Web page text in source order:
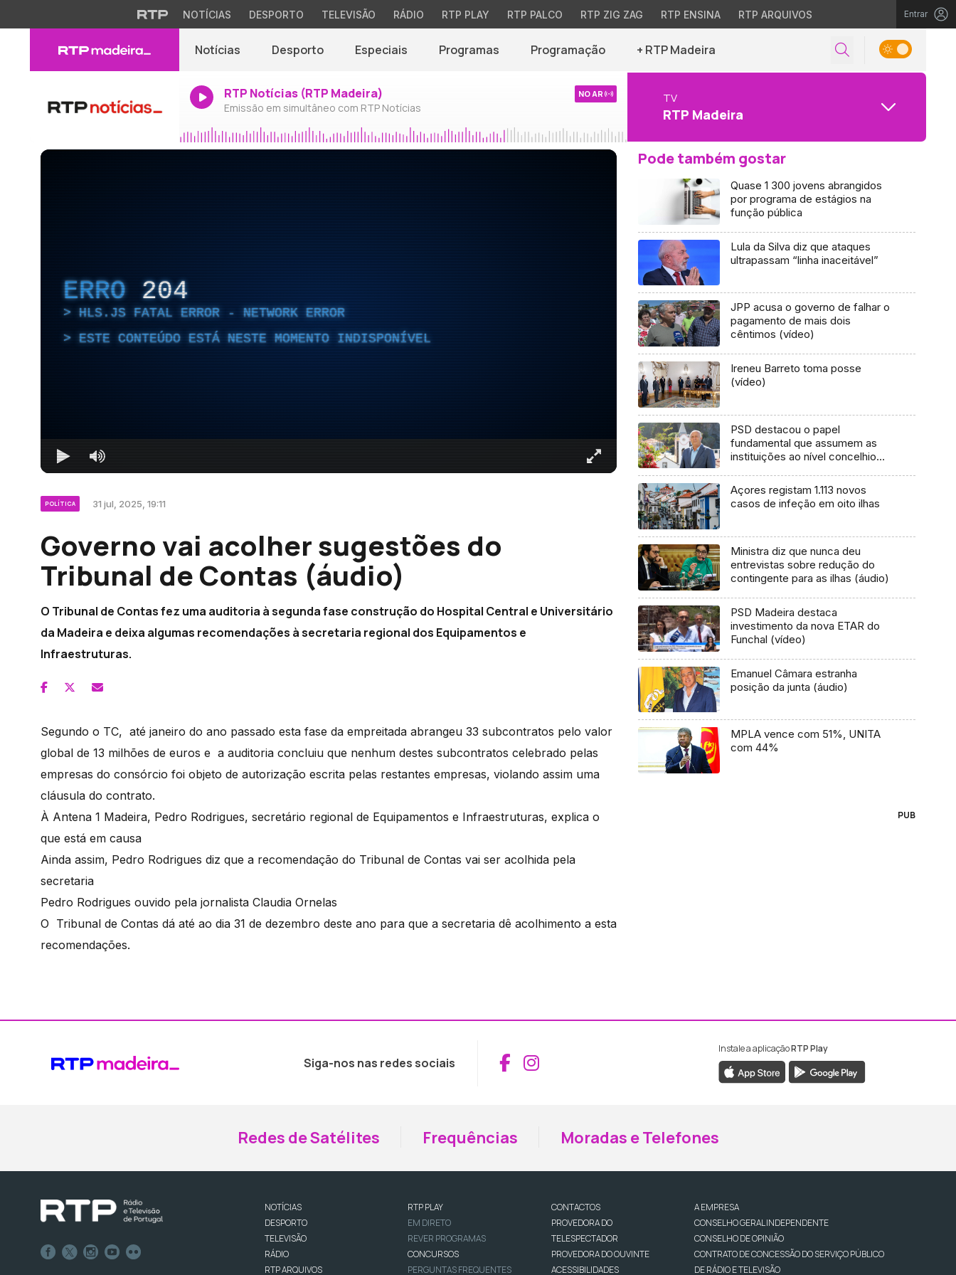
NOTÍCIAS DESPORTO TELEVISÃO RÁDIO RTP PLAY RTP PALCO RTP ZIG ZAG RTP ENSINA RTP ARQUIVOS Entrar
Notícias Desporto Especiais Programas Programação + RTP Madeira
RTP Notícias (RTP Madeira)
Emissão em simultâneo com RTP Notícias
NO AR TV
RTP Madeira
ERRO 204
HLS.JS FATAL ERROR - NETWORK ERROR
ESTE CONTEÚDO ESTÁ NESTE MOMENTO INDISPONÍVEL
POLÍTICA 31 jul, 2025, 19:11
Governo vai acolher sugestões do
Tribunal de Contas (áudio)
O Tribunal de Contas fez uma auditoria à segunda fase construção do Hospital Central e Universitário
da Madeira e deixa algumas recomendações à secretaria regional dos Equipamentos e
Infraestruturas.
Segundo o TC, até janeiro do ano passado esta fase da empreitada abrangeu 33 subcontratos pelo valor
global de 13 milhões de euros e a auditoria concluiu que nenhum destes subcontratos celebrado pelas
empresas do consórcio foi objeto de autorização escrita pelas restantes empresas, violando assim uma
cláusula do contrato.
À Antena 1 Madeira, Pedro Rodrigues, secretário regional de Equipamentos e Infraestruturas, explica o
que está em causa
Ainda assim, Pedro Rodrigues diz que a recomendação do Tribunal de Contas vai ser acolhida pela
secretaria
Pedro Rodrigues ouvido pela jornalista Claudia Ornelas
O Tribunal de Contas dá até ao dia 31 de dezembro deste ano para que a secretaria dê acolhimento a esta
recomendações.
Pode também gostar
Quase 1 300 jovens abrangidos
por programa de estágios na
função pública
Lula da Silva diz que ataques
ultrapassam “linha inaceitável”
JPP acusa o governo de falhar o
pagamento de mais dois
cêntimos (vídeo)
Ireneu Barreto toma posse
(vídeo)
PSD destacou o papel
fundamental que assumem as
instituições ao nível concelhio
Açores registam 1.113 novos
casos de infeção em oito ilhas
Ministra diz que nunca deu
entrevistas sobre redução do
contingente para as ilhas (áudio)
PSD Madeira destaca
investimento da nova ETAR do
Funchal (vídeo)
Emanuel Câmara estranha
posição da junta (áudio)
MPLA vence com 51%, UNITA
com 44%
PUB
Siga-nos nas redes sociais Aceder ao Facebook da RTP Madeira
Aceder ao Instagram da RTP Madeira
Instale a aplicaçãoRTP Play
Redes de Satélites Frequências Moradas e Telefones
NOTÍCIAS
DESPORTO
TELEVISÃO
RÁDIO
RTP ARQUIVOS
RTP PLAY
EM DIRETO
REVER PROGRAMAS
CONCURSOS
PERGUNTAS FREQUENTES
CONTACTOS
PROVEDORA DO
TELESPECTADOR
PROVEDORA DO OUVINTE
ACESSIBILIDADES
A EMPRESA
CONSELHO GERAL INDEPENDENTE
CONSELHO DE OPINIÃO
CONTRATO DE CONCESSÃO DO SERVIÇO PÚBLICO
DE RÁDIO E TELEVISÃO